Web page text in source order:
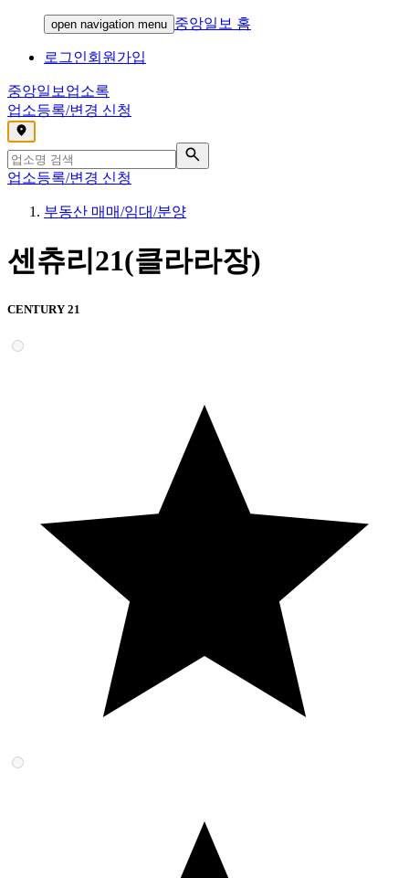
open navigation menu 중앙일보 홈
로그인회원가입
중앙일보 업소록
업소등록/변경 신청
,
업소등록/변경 신청
부동산 매매/임대/분양
센츄리21(클라라장)
CENTURY 21